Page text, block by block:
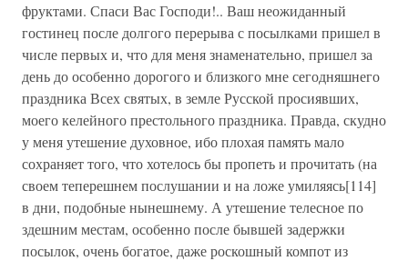
фруктами. Спаси Вас Господи!.. Ваш неожиданный
гостинец после долгого перерыва с посылками пришел в
числе первых и, что для меня знаменательно, пришел за
день до особенно дорогого и близкого мне сегодняшнего
праздника Всех святых, в земле Русской просиявших,
моего келейного престольного праздника. Правда, скудно
у меня утешение духовное, ибо плохая память мало
сохраняет того, что хотелось бы пропеть и прочитать (на
своем теперешнем послушании и на ложе умиляясь[114]
в дни, подобные нынешнему. А утешение телесное по
здешним местам, особенно после бывшей задержки
посылок, очень богатое, даже роскошный компот из